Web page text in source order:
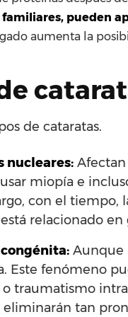
pueden
aumenta la
de cataratas.
nucleares:
miopía e
con el tiempo,
relacionado
Aunque
Este fenómeno
traumatismo
eliminarán tan